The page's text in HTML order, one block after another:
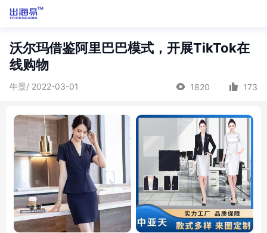
沃尔玛借鉴阿里巴巴模式，开展TikTok在
线购物
牛景/ 2022-03-01 1820 173